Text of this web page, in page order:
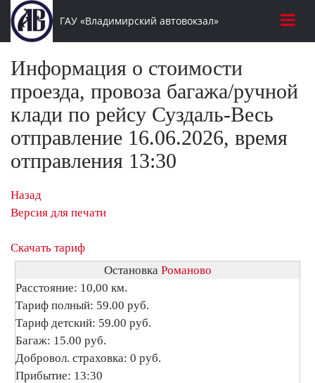
ГАУ «Владимирский автовокзал»
Информация о стоимости
проезда, провоза багажа/ручной
клади по рейсу Суздаль-Весь
отправление 16.06.2026, время
отправления 13:30
Назад
Версия для печати
Скачать тариф
Остановка Романово
Расстояние: 10,00 км.
Тариф полный: 59.00 руб.
Тариф детский: 59.00 руб.
Багаж: 15.00 руб.
Добровол. страховка: 0 руб.
Прибытие: 13:30